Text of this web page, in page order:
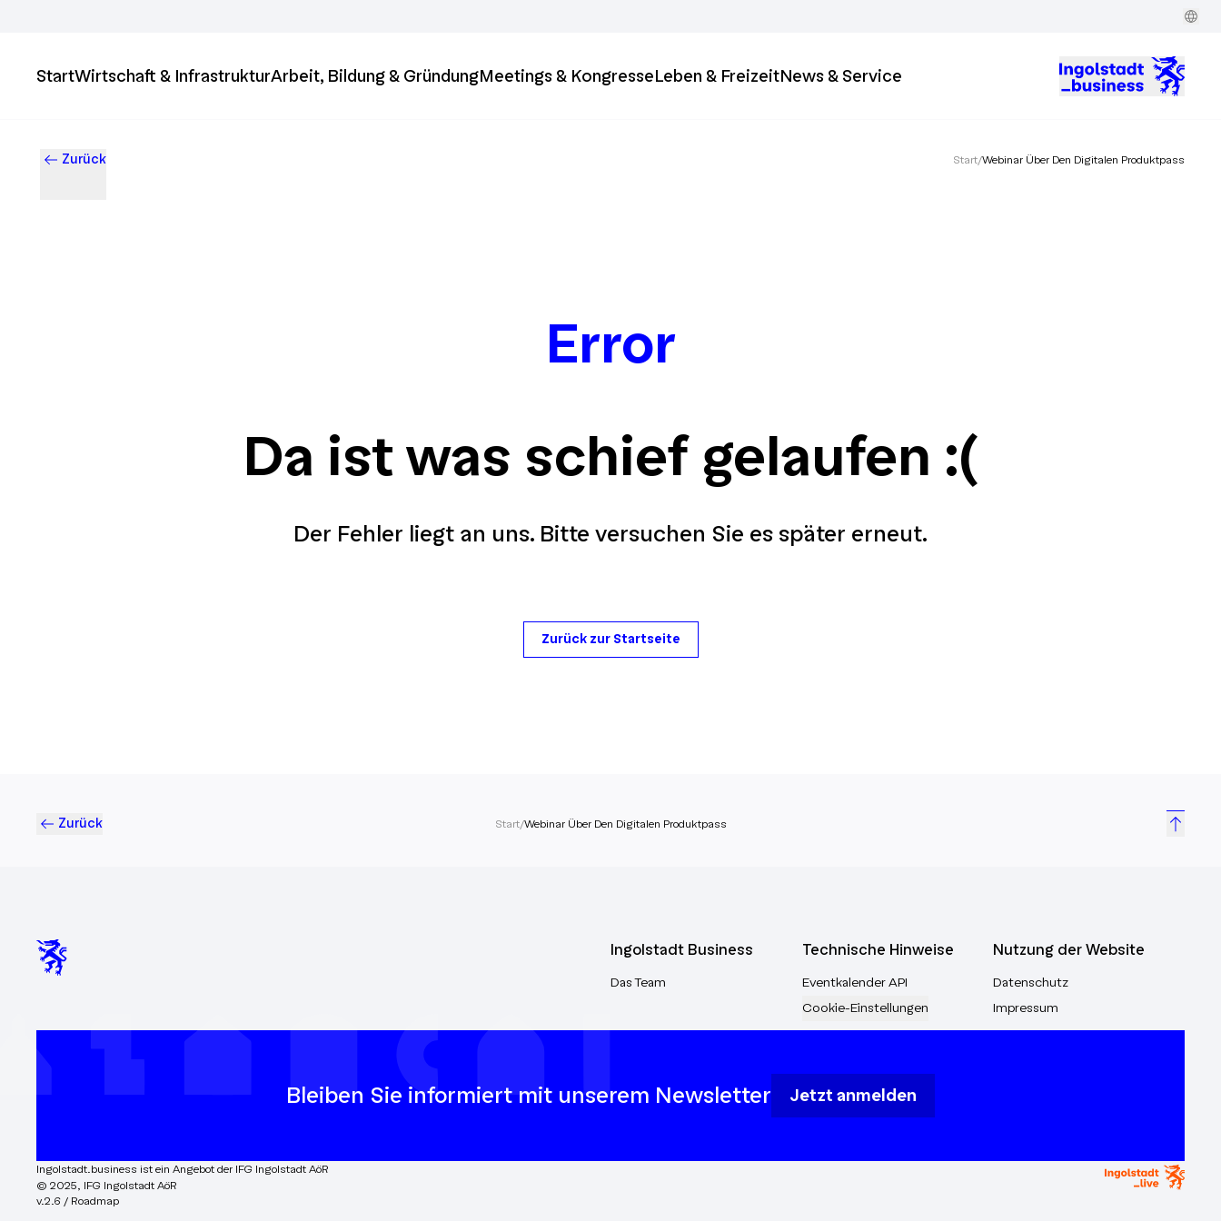
StartWirtschaft & InfrastrukturArbeit, Bildung & GründungMeetings & KongresseLeben & FreizeitNews & Service
Zurück Start/Webinar Über Den Digitalen Produktpass
Error
Da ist was schief gelaufen :(
Der Fehler liegt an uns. Bitte versuchen Sie es später erneut.
Zurück zur Startseite
Zurück Start/Webinar Über Den Digitalen Produktpass
Ingolstadt Business
Das Team
Technische Hinweise
Eventkalender API
Cookie-Einstellungen
Nutzung der Website
Datenschutz
Impressum
Bleiben Sie informiert mit unserem Newsletter Jetzt anmelden
Ingolstadt.business ist ein Angebot der IFG Ingolstadt AöR
© 2025, IFG Ingolstadt AöR
v.2.6 / Roadmap